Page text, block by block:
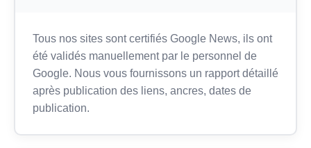
Tous nos sites sont certifiés Google News, ils ont
été validés manuellement par le personnel de
Google. Nous vous fournissons un rapport détaillé
après publication des liens, ancres, dates de
publication.